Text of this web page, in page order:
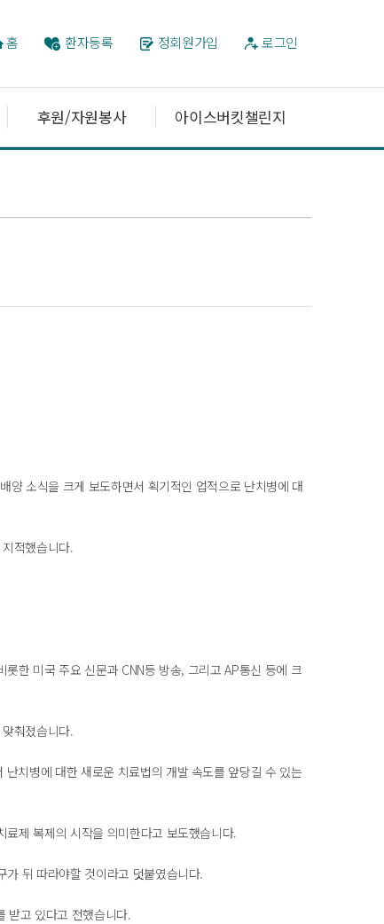
홈 환자등록 정회원가입 로그인
후원/자원봉사 아이스버킷챌린지
양 소식을 크게 보도하면서 획기적인 업적으로 난치병에 대
적했습니다.
한 미국 주요 신문과 CNN등 방송, 그리고 AP통신 등에 크
춰졌습니다.
치병에 대한 새로운 치료법의 개발 속도를 앞당길 수 있는
제 복제의 시작을 의미한다고 보도했습니다.
뒤 따라야할 것이라고 덧붙였습니다.
받고 있다고 전했습니다.